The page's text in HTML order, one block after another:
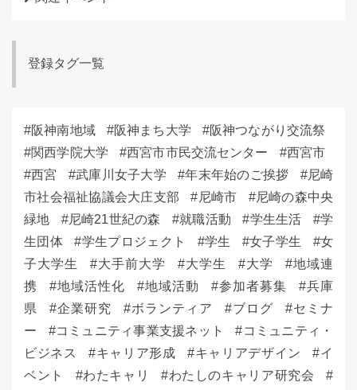
登録タグ一覧
阪神南地域 阪神まち大学
阪神つながり交流祭
関西学院大学
西宮市市民交流センター
西宮市
西宮
武庫川女子大学 年末年始のご挨拶
尼崎
市社会福祉協議会大庄支部
尼崎市
尼崎の森中央
緑地
尼崎21世紀の森 就職活動 学生生活
学
生団体
学生プロジェクト 学生 女子学生
女
子大学生
大手前大学 大学生 大学
地域連
携
地域活性化 地域活動 参加者募集
兵庫
県
企業研究 ボランティア ブログ
セミナ
ー
コミュニティ事業支援ネット
コミュニティ・
ビジネス
キャリア形成 キャリアデザイン
イ
ベント
わたキャリ
わたしのキャリア研究会